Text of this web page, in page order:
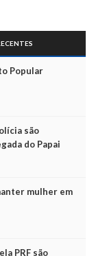
Popular
são
do Papai
mulher em
PRF são